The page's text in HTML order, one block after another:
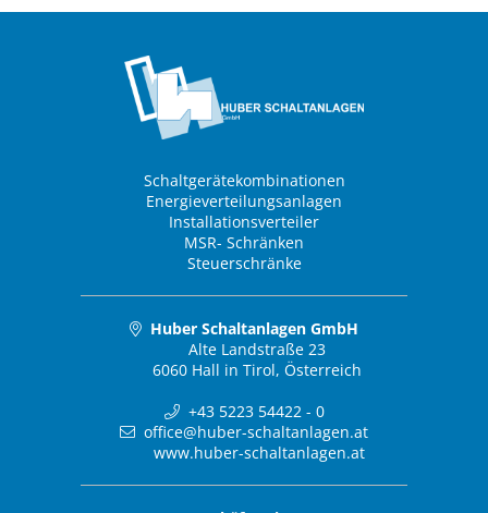
Schaltgerätekombinationen
Energieverteilungsanlagen
Installationsverteiler
MSR- Schränken
Steuerschränke
Huber Schaltanlagen GmbH
Alte Landstraße 23
6060 Hall in Tirol, Österreich
+43 5223 54422 - 0
office@huber-schaltanlagen.at
www.huber-schaltanlagen.at